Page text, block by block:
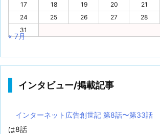
17
18 19 20 21
24
25 26 27 28
31
« 7月
インタビュー/掲載記事
インターネット広告創世記 第8話〜第33話
は8話